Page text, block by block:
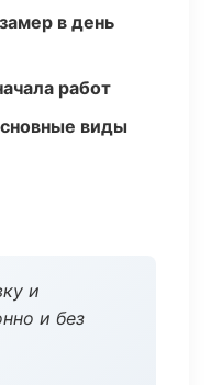
в день
работ
виды
и
и без